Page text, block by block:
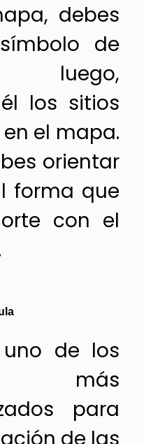
debes
de
luego,
los sitios
el mapa.
orientar
forma que
con el
de los
más
para
de las